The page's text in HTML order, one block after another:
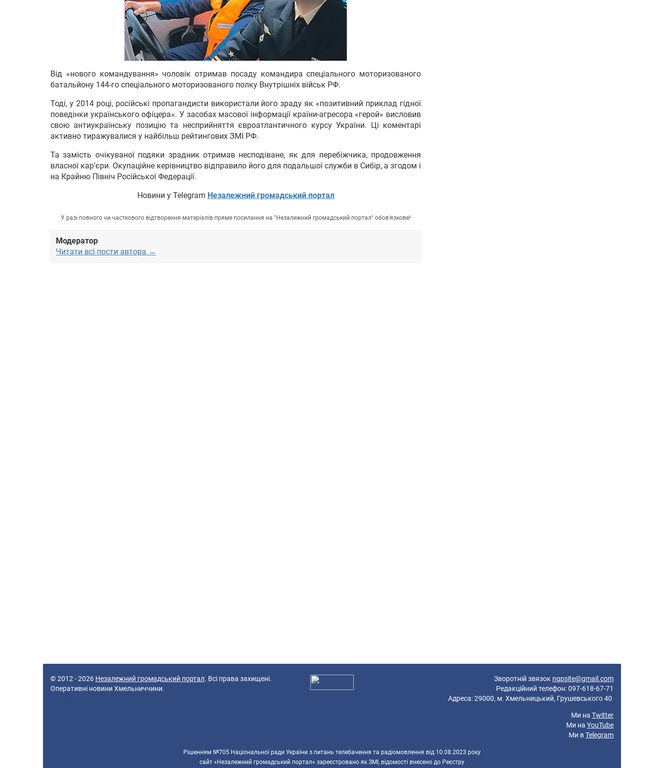
Від «нового командування» чоловік отримав посаду командира спеціального моторизованого
батальйону 144-го спеціального моторизованого полку Внутрішніх військ РФ.
Тоді, у 2014 році, російські пропагандисти використали його зраду як «позитивний приклад гідної
поведінки українського офіцера». У засобах масової інформації країни-агресора «герой» висловив
свою антиукраїнську позицію та несприйняття євроатлантичного курсу України. Ці коментарі
активно тиражувалися у найбільш рейтингових ЗМІ РФ.
Та замість очікуваної подяки зрадник отримав несподіване, як для перебіжчика, продовження
власної кар’єри. Окупаційне керівництво відправило його для подальшої служби в Сибір, а згодом і
на Крайню Північ Російської Федерації.
Новини у Telegram Незалежний громадський портал
У разі повного чи часткового відтворення матеріалів пряме посилання на "Незалежний громадський портал" обов'язкове!
Модератор
Читати всі пости автора →
© 2012 - 2026 Незалежний громадський портал. Всі права захищені.
Оперативні новини Хмельниччини.
Зворотній звязок ngpsite@gmail.com
Редакційний телефон: 097-618-67-71
Адреса: 29000, м. Хмельницький, Грушевського 40
Ми на Twitter
Ми на YouTube
Ми вTelegram
Рішенням №705 Національної ради України з питань телебачення та радіомовлення від 10.08.2023 року
сайт «Незалежний громадський портал» зареєстровано як ЗМІ, відомості внесено до Реєстру